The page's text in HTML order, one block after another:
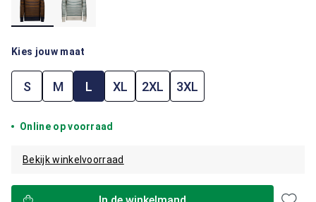
Kies jouw maat
S M L XL 2XL 3XL
Online op voorraad
Bekijk winkelvoorraad